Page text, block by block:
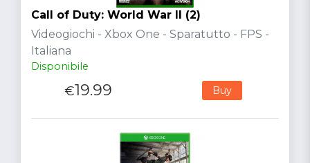
Call of Duty: World War II (2)
Videogiochi - Xbox One - Sparatutto - FPS -
Italiana
Disponibile
€19.99 Buy